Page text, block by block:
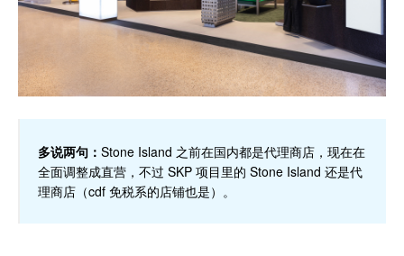
多说两句： Stone Island 之前在国内都是代理商店，现在在
全面调整成直营，不过 SKP 项目里的 Stone Island 还是代
理商店（cdf 免税系的店铺也是）。